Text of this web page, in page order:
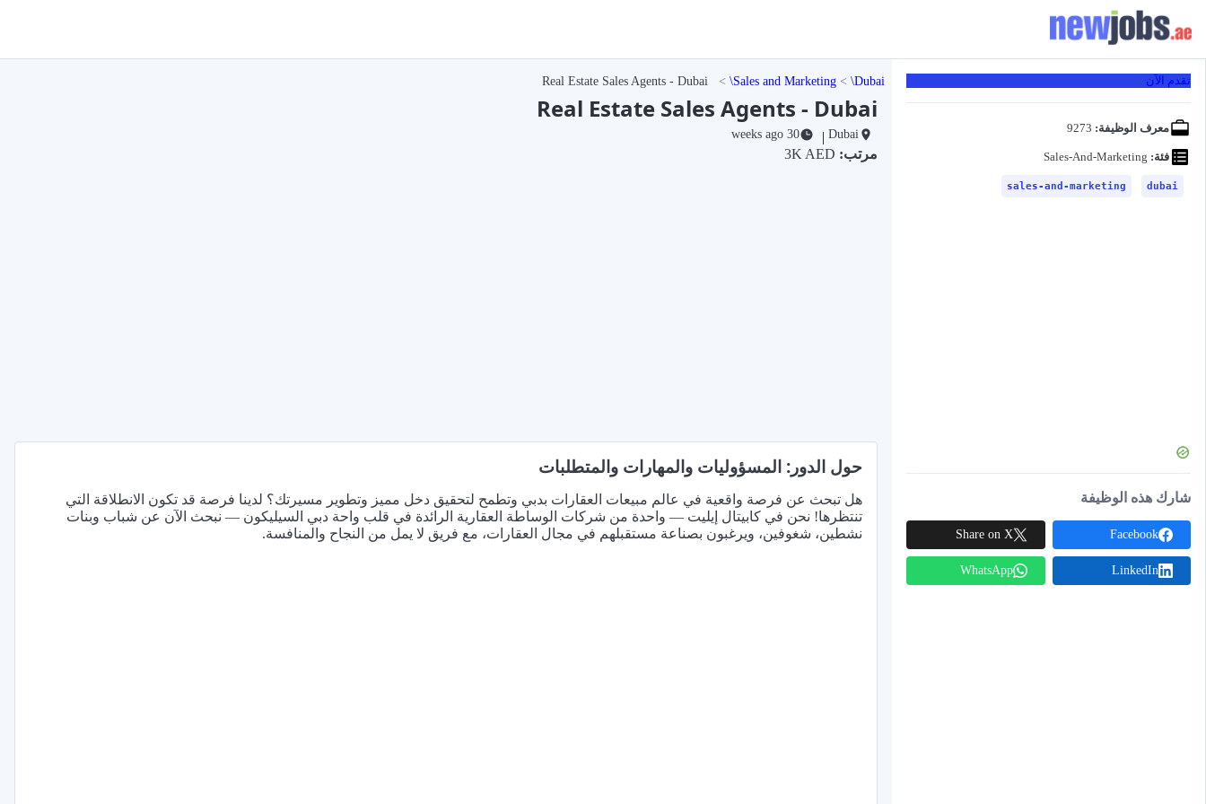
تقدم الآن
معرف الوظيفة:
فئة:
dubai
sales-and-marketing
شارك هذه الوظيفة
Facebook
Share on X
LinkedIn
WhatsApp
Dubai
Sales and Marketing
Real Estate Sales Agents - Dubai
Real Estate Sales Agents - Dubai
Dubai
|
30 weeks ago
مرتب:
حول الدور: المسؤوليات والمهارات والمتطلبات
هل تبحث عن فرصة واقعية في عالم مبيعات العقارات بدبي وتطمح لتحقيق دخل مميز وتطوير مسيرتك؟ لدينا فرصة قد تكون الانطلاقة التي
تنتظرها! نحن في كابيتال إيليت — واحدة من شركات الوساطة العقارية الرائدة في قلب واحة دبي السيليكون — نبحث الآن عن شباب وبنات
نشطين، شغوفين، ويرغبون بصناعة مستقبلهم في مجال العقارات، مع فريق لا يمل من النجاح والمنافسة.